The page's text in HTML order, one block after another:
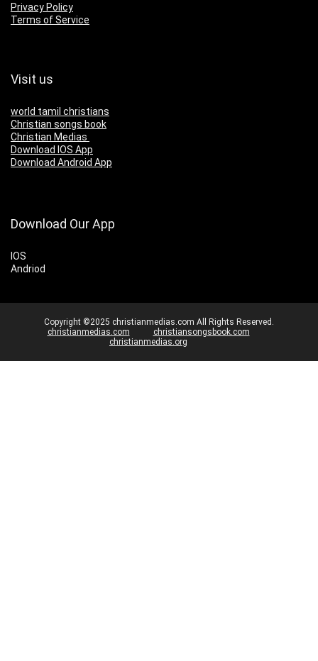
Privacy Policy
Terms of Service
Visit us
world tamil christians
Christian songs book
Christian Medias
Download IOS App
Download Android App
Download Our App
IOS
Andriod
Copyright ©2025 christianmedias.com All Rights Reserved.
christianmedias.com
christiansongsbook.com
christianmedias.org